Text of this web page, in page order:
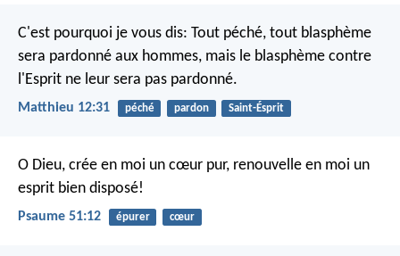
C'est pourquoi je vous dis: Tout péché, tout blasphème
sera pardonné aux hommes, mais le blasphème contre
l'Esprit ne leur sera pas pardonné.
Matthieu 12:31 péché pardon Saint-Ésprit
O Dieu, crée en moi un cœur pur, renouvelle en moi un
esprit bien disposé!
Psaume 51:12 épurer cœur